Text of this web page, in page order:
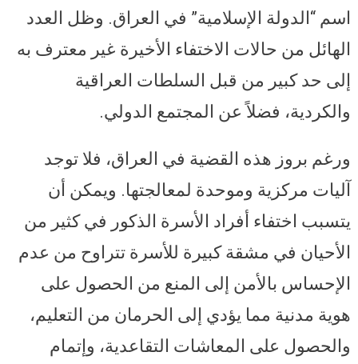
اسم “الدولة الإسلامية” في العراق. وظل العدد
الهائل من حالات الاختفاء الأخيرة غير معترف به
إلى حد كبير من قبل السلطات العراقية
والكردية، فضلاً عن المجتمع الدولي.
ورغم بروز هذه القضية في العراق، فلا توجد
آليات مركزية وموحدة لمعالجتها. ويمكن أن
يتسبب اختفاء أفراد الأسرة الذكور في كثير من
الأحيان في مشقة كبيرة للأسرة تتراوح من عدم
الإحساس بالأمن إلى المنع من الحصول على
هوية مدنية مما يؤدي إلى الحرمان من التعليم،
والحصول على المعاشات التقاعدية، وإتمام